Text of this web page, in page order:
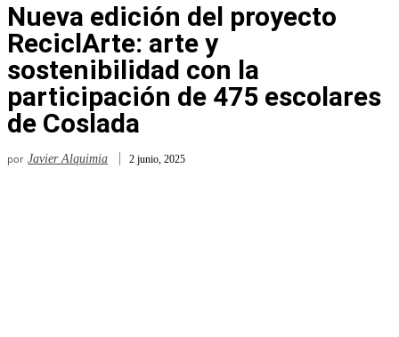
Nueva edición del proyecto
ReciclArte: arte y
sostenibilidad con la
participación de 475 escolares
de Coslada
por Javier Alquimia 2 junio, 2025